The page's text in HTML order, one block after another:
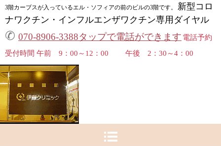
3階カーブスが入っているエル・ソフィアの前のビルの3階です。
新型コロ
ナワクチン・インフルエンザワクチン専用ダイヤル
✆ 070-8906-3388タップで電話ができます 電話予約
受付時間 午前 9：00～12：00 午後 2：30～4：00